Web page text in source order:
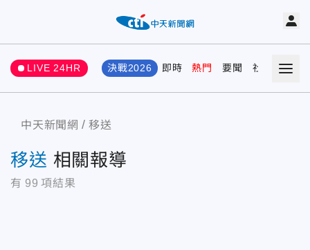
LIVE 24HR 決戰2026 即時 熱門 要聞 社會 娛樂
中天新聞網 移送
移送 相關報導
有 99 項結果